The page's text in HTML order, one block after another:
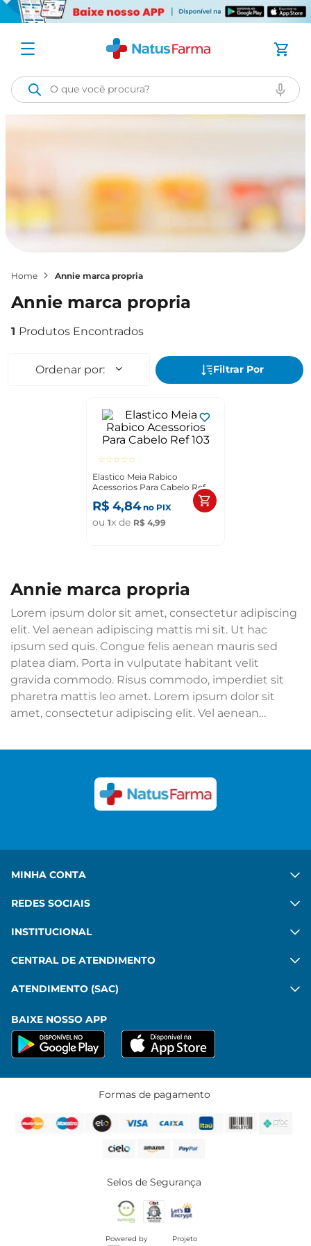
O que você procura?
annie marca propria
annie marca propria
1
☆☆☆☆☆
Elastico Meia Rabico
Acessorios Para Cabelo Ref
103
R$ 4,84no PIX
ou 1x de R$ 4,99
annie marca propria
Lorem ipsum dolor sit amet, consectetur adipiscing
elit. Vel aenean adipiscing mattis mi sit. Ut hac
ipsum sed quis. Congue felis aenean mauris sed
platea diam. Porta in vulputate habitant velit
gravida commodo. Risus commodo, imperdiet sit
pharetra mattis leo amet. Lorem ipsum dolor sit
amet, consectetur adipiscing elit. Vel aenean
Congue felis aenean mauris sed platea diam. Porta
commodo, imperdiet sit pharetra mattis leo amet.
MINHA CONTA
REDES SOCIAIS
INSTITUCIONAL
CENTRAL DE ATENDIMENTO
ATENDIMENTO (SAC)
BAIXE NOSSO APP
Formas de pagamento
Selos de Segurança
Powered by Projeto